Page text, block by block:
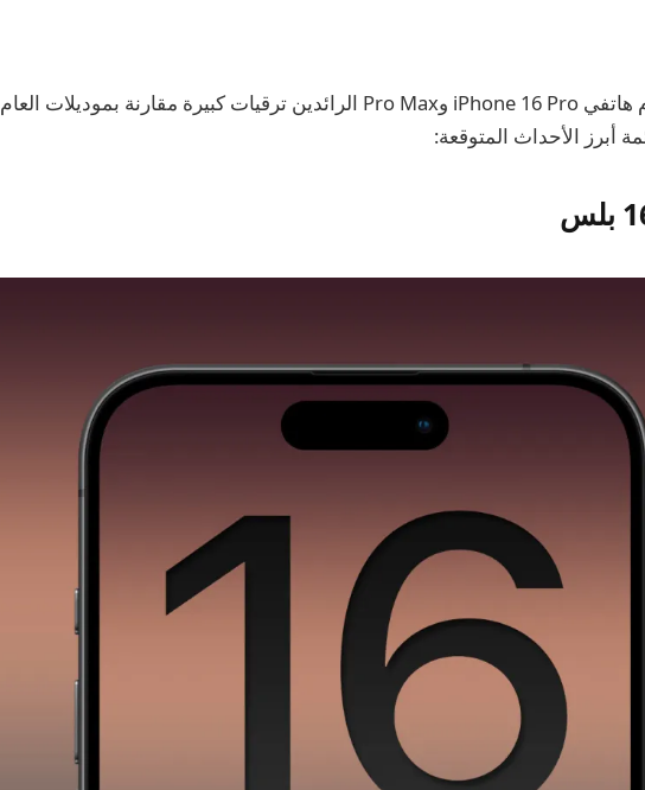
من المقرر أن يقدم هاتفي iPhone 16 Pro وPro Max الرائدين ترقيات كبيرة مقارنة بموديلات العام
أبرز الأحداث المتوقعة: